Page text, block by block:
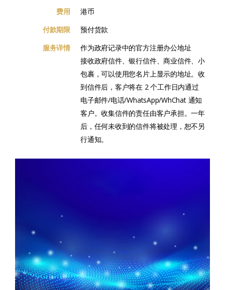
费用
港币
付款期限
预付货款
服务详情
作为政府记录中的官方注册办公地址
接收政府信件、银行信件、商业信件、小
包裹，可以使用您名片上显示的地址。收
到信件后，客户将在 2 个工作日内通过
电子邮件/电话/WhatsApp/WhChat 通知
客户。收集信件的责任由客户承担。一年
后，任何未收到的信件将被处理，恕不另
行通知。